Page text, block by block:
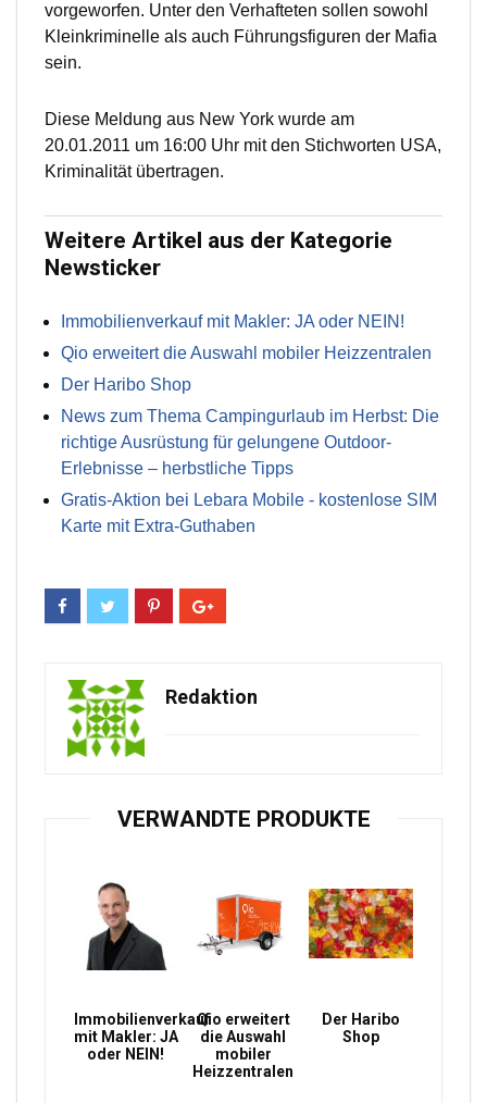
vorgeworfen. Unter den Verhafteten sollen sowohl
Kleinkriminelle als auch Führungsfiguren der Mafia
sein.
Diese Meldung aus New York wurde am
20.01.2011 um 16:00 Uhr mit den Stichworten USA,
Kriminalität übertragen.
Weitere Artikel aus der Kategorie
Newsticker
Immobilienverkauf mit Makler: JA oder NEIN!
Qio erweitert die Auswahl mobiler Heizzentralen
Der Haribo Shop
News zum Thema Campingurlaub im Herbst: Die
richtige Ausrüstung für gelungene Outdoor-
Erlebnisse – herbstliche Tipps
Gratis-Aktion bei Lebara Mobile - kostenlose SIM
Karte mit Extra-Guthaben
Redaktion
VERWANDTE PRODUKTE
Immobilienverkauf
mit Makler: JA
oder NEIN!
Qio erweitert
die Auswahl
mobiler
Heizzentralen
Der Haribo
Shop